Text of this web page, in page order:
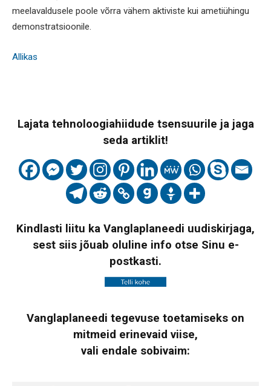
meelavaldusele poole võrra vähem aktiviste kui ametiühingu
demonstratsioonile.
Allikas
Lajata tehnoloogiahiidude tsensuurile ja jaga
seda artiklit!
Kindlasti liitu ka Vanglaplaneedi uudiskirjaga,
sest siis jõuab oluline info otse Sinu e-
postkasti.
Vanglaplaneedi tegevuse toetamiseks on
mitmeid erinevaid viise,
vali endale sobivaim: